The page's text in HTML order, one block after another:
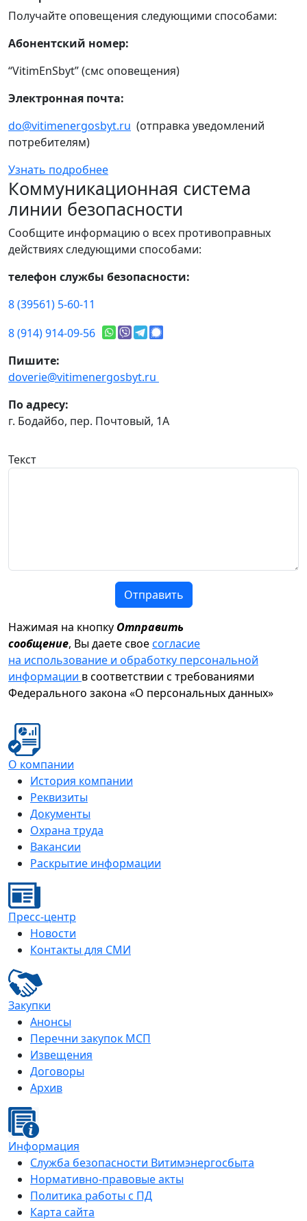
Получайте оповещения следующими способами:
Абонентский номер:
“VitimEnSbyt” (смс оповещения)
Электронная почта:
do@vitimenergosbyt.ru (отправка уведомлений
потребителям)
Узнать подробнее
Коммуникационная система
линии безопасности
Сообщите информацию о всех противоправных
действиях следующими способами:
телефон службы безопасности:
8 (39561) 5-60-11
8 (914) 914-09-56
Пишите:
doverie@vitimenergosbyt.ru
По адресу:
г. Бодайбо, пер. Почтовый, 1А
Текст
Отправить
Нажимая на кнопку Отправить
сообщение, Вы даете своесогласие
на использование и обработку персональной
информации в соответствии с требованиями
Федерального закона «О персональных данных»
О компании
История компании
Реквизиты
Документы
Охрана труда
Вакансии
Раскрытие информации
Пресс-центр
Новости
Контакты для СМИ
Закупки
Анонсы
Перечни закупок МСП
Извещения
Договоры
Архив
Информация
Служба безопасности Витимэнергосбыта
Нормативно-правовые акты
Политика работы с ПД
Карта сайта